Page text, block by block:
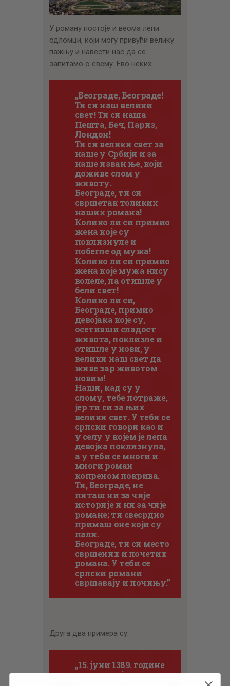
У роману постоје и веома лепи
одломци, који могу привући велику
пажњу и навести нас да се
запитамо о свему. Ево неких:
„Београде, Београде!
Ти си наш велики
свет! Ти си наша
Пешта, Беч, Париз,
Лондон!
Ти си велики свет за
наше у Србији и за
наше изван ње, који
доживе слом у
животу.
Београде, ти си
свршетак толиких
наших романа!
Колико ли си примио
жена које су
поклизнуле и
побегле од мужа!
Колико ли си примио
жена које мужа нису
волеле, па отишле у
бели свет!
Колико ли си,
Београде, примио
девојака које су,
осетивши сладост
живота, поклизле и
отишле у нови, у
велики наш свет да
живе зар животом
новим!
Наши, кад су у
слому, тебе потраже,
јер ти си за њих
велики свет. У теби се
српски говори као и
у селу у којем је лепа
девојка поклизнула,
а у теби се многи и
многи роман
копреном покрива.
Ти, Београде, не
питаш ни за чије
историје и ни за чије
романе; ти свесрдно
примаш оне који су
пали.
Београде, ти си место
свршених и почетих
романа. У теби се
српски романи
свршавају и почињу.”
Друга два примера су:
„15. јуни 1389. године
помрачао је славу